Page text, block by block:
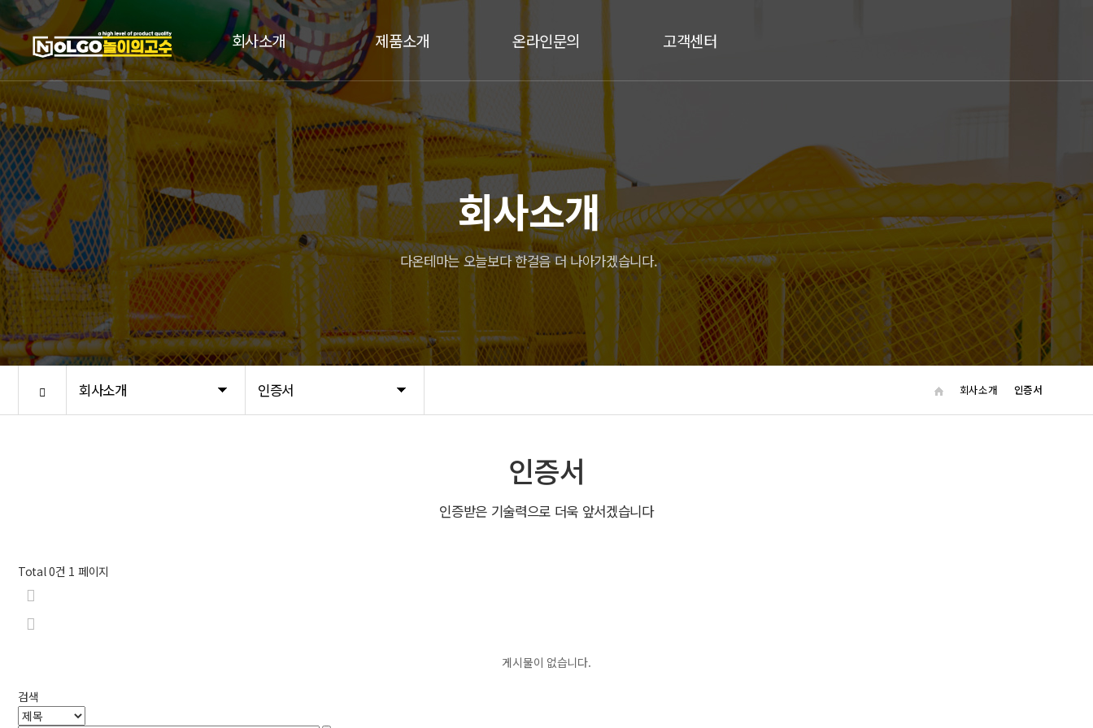
회사소개
인사말
연혁
인증서
제품소개
놀이시설
놀이기구
납품사례
온라인문의
비회원문의
1:1문의
폼메일
고객센터
갤러리
통합검색
자주하시는질문
회사소개 인증서 회사소개 인증서
회사소개
다온테마는 오늘보다 한걸음 더 나아가겠습니다.
인증서
인증받은 기술력으로 더욱 앞서겠습니다
Total 0건 1 페이지
게시물이 없습니다.
검색